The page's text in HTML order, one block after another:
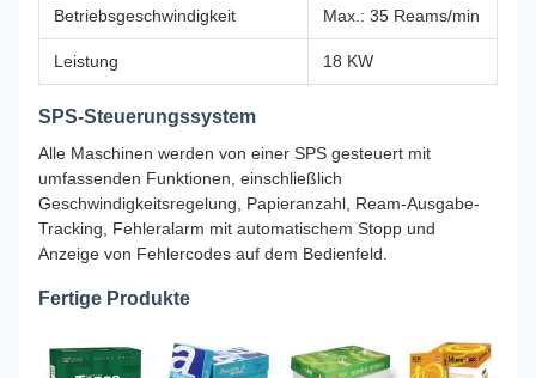
Betriebsgeschwindigkeit Max.: 35 Reams/min
Leistung 18 KW
SPS-Steuerungssystem
Alle Maschinen werden von einer SPS gesteuert mit
umfassenden Funktionen, einschließlich
Geschwindigkeitsregelung, Papieranzahl, Ream-Ausgabe-
Tracking, Fehleralarm mit automatischem Stopp und
Anzeige von Fehlercodes auf dem Bedienfeld.
Fertige Produkte